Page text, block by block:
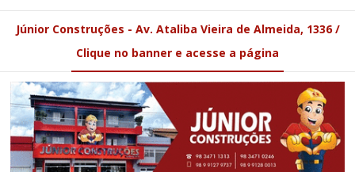
Júnior Construções - Av. Ataliba Vieira de Almeida, 1336 /
Clique no banner e acesse a página